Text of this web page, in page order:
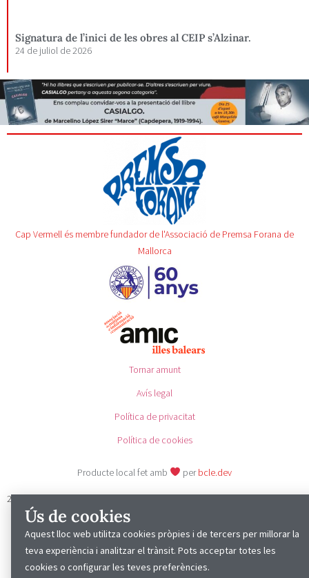
Signatura de l’inici de les obres al CEIP s’Alzinar.
24 de juliol de 2026
Cap Vermell és membre fundador de l'Associació de Premsa Forana de
Mallorca
Tornar amunt
Avís legal
Política de privacitat
Política de cookies
Producte local fet amb perbcle.dev
2025 © Cap Vermell
Ús de cookies
Aquest lloc web utilitza cookies pròpies i de tercers per millorar la
teva experiència i analitzar el trànsit. Pots acceptar totes les
cookies o configurar les teves preferències.